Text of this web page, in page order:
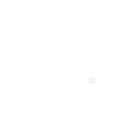
之用戶狀況，依本公司即